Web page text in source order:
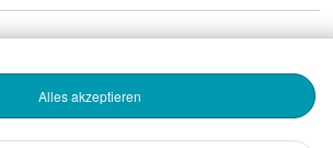
Alles akzeptieren